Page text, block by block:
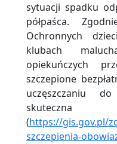
sytuacji spadku
półpaśca.
Ochronnych
klubach
opiekuńczych
szczepione
uczęszczaniu
(https://gis.gov.pl/
szczepienia-